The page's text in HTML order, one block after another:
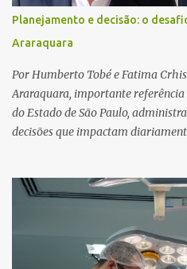
concluir a suposta atualização
procedimento, a conta bancária
horas. Sem conseguir acessar o
novamente contato com o suposto
resposta. Na segunda-fe...
Planejamento e decisão: o
Araraquara
Por Humberto Tobé e Fatima
Araraquara, importante
do Estado de São Paulo,
decisões que impactam
município, mas também de
ampliando significativamente a
o Sistema Único de Saúde (SUS).
Federal tem ampliado
da atenção básica, da